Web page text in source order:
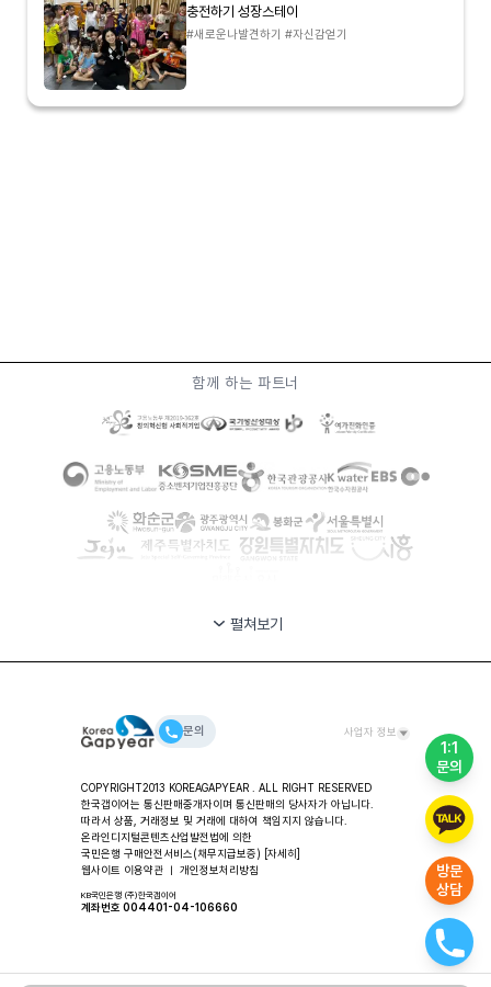
1:1
문의
방문
상담
충전하기 성장스테이
#새로운나발견하기 #자신감얻기
함께 하는 파트너
펼쳐보기
문의 사업자 정보
대표자: 안시준 ㅣ (주)한국갭이어 사업장 / 교육 및 컨설팅
주소: 서울특별시 용산구 한강대로 80길 11-49, 2층 한국갭이
어
대표번호: 02-318-2553 ㅣ FAX: 02-3280-2553 ㅣ
Email: help@koreagapyear.com
사업자등록번호: 201-86-27270 ㅣ
통신판매업: 2012-서울중구-1307 ㅣ 개인정보책임자: 안시준
COPYRIGHT2013 KOREAGAPYEAR . ALL RIGHT RESERVED
한국갭이어는 통신판매중개자이며 통신판매의 당사자가 아닙니다.
따라서 상품, 거래정보 및 거래에 대하여 책임지지 않습니다.
온라인디지털콘텐츠산업발전법에 의한
국민은행 구매안전서비스(채무지급보증) [자세히]
웹사이트 이용약관 ㅣ 개인정보처리방침
KB국민은행 (주)한국갭이어
계좌번호 004401-04-106660